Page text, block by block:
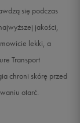
się podczas
jakości,
lekki, a
Transport
chroni skórę przed
otarć.